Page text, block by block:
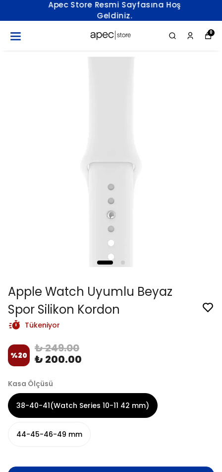
Apec Store Resmi Sayfasına Hoş
Geldiniz.
0
Apple Watch Uyumlu Beyaz
Spor Silikon Kordon
Tükeniyor
%20
₺ 249.00
₺ 200.00
Kasa Ölçüsü
38-40-41(Watch Series 10-11 42 mm)
44-45-46-49 mm